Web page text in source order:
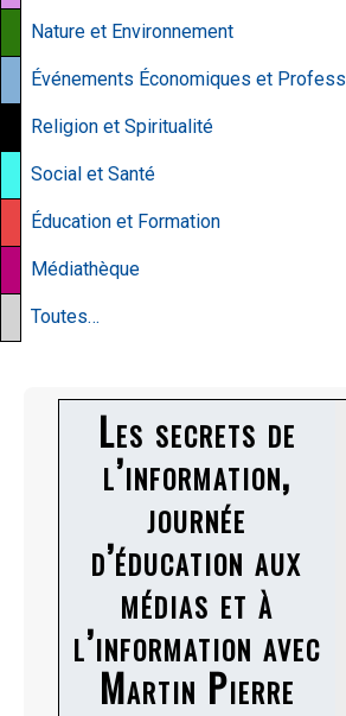
Nature et Environnement
Événements Économiques et
Religion et Spiritualité
Social et Santé
Éducation et Formation
Médiathèque
Toutes…
Les secrets de
l’information,
journée
d’éducation aux
médias et à
l’information avec
Martin Pierre